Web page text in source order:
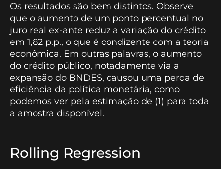
Os resultados são bem distintos. Observe
que o aumento de um ponto percentual no
juro real ex-ante reduz a variação do crédito
em 1,82 p.p., o que é condizente com a teoria
econômica. Em outras palavras, o aumento
do crédito público, notadamente via a
expansão do BNDES, causou uma perda de
eficiência da política monetária, como
podemos ver pela estimação de (1) para toda
a amostra disponível.
Rolling Regression